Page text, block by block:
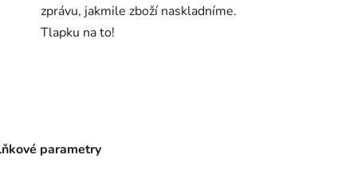
zprávu, jakmile zboží naskladníme.
Tlapku na to!
parametry